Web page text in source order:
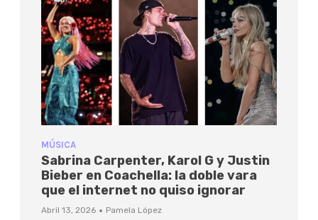
MÚSICA
Sabrina Carpenter, Karol G y Justin
Bieber en Coachella: la doble vara
que el internet no quiso ignorar
Abril 13, 2026 · Pamela López